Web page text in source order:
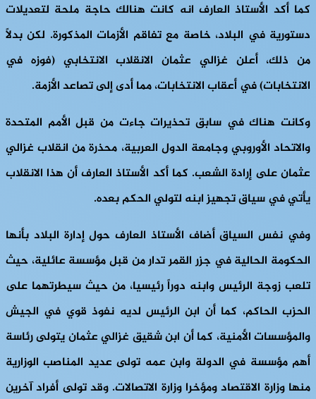
كما أكد الأستاذ العارف انه كانت هنالك حاجة ملحة لتعديلات
دستورية في البلاد، خاصة مع تفاقم الأزمات المذكورة. لكن بدلاً
من ذلك، أعلن غزالي عثمان الانقلاب الانتخابي (فوزه في
الانتخابات) في أعقاب الانتخابات، مما أدى إلى تصاعد الأزمة.
وكانت هناك في سابق تحذيرات جاءت من قبل الأمم المتحدة
والاتحاد الأوروبي وجامعة الدول العربية، محذرة من انقلاب غزالي
عثمان على إرادة الشعب. كما أكد الأستاذ العارف أن هذا الانقلاب
يأتي في سياق تجهيز ابنه لتولي الحكم بعده.
وفي نفس السياق أضاف الأستاذ العارف حول إدارة البلاد بأنها
الحكومة الحالية في جزر القمر تدار من قبل مؤسسة عائلية، حيث
تلعب زوجة الرئيس وابنه دوراً رئيسيا، من حيث سيطرتهما على
الحزب الحاكم، كما أن ابن الرئيس لديه نفوذ قوي في الجيش
والمؤسسات الأمنية، كما أن ابن شقيق غزالي عثمان يتولى رئاسة
أهم مؤسسة في الدولة وابن عمه تولى عديد المناصب الوزارية
منها وزارة الاقتصاد ومؤخرا وزارة الاتصالات. وقد تولى أفراد آخرين